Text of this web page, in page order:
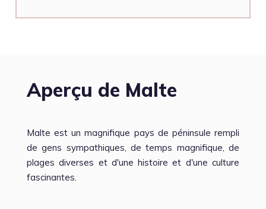
Aperçu de Malte
Malte est un magnifique pays de péninsule rempli
de gens sympathiques, de temps magnifique, de
plages diverses et d'une histoire et d'une culture
fascinantes.